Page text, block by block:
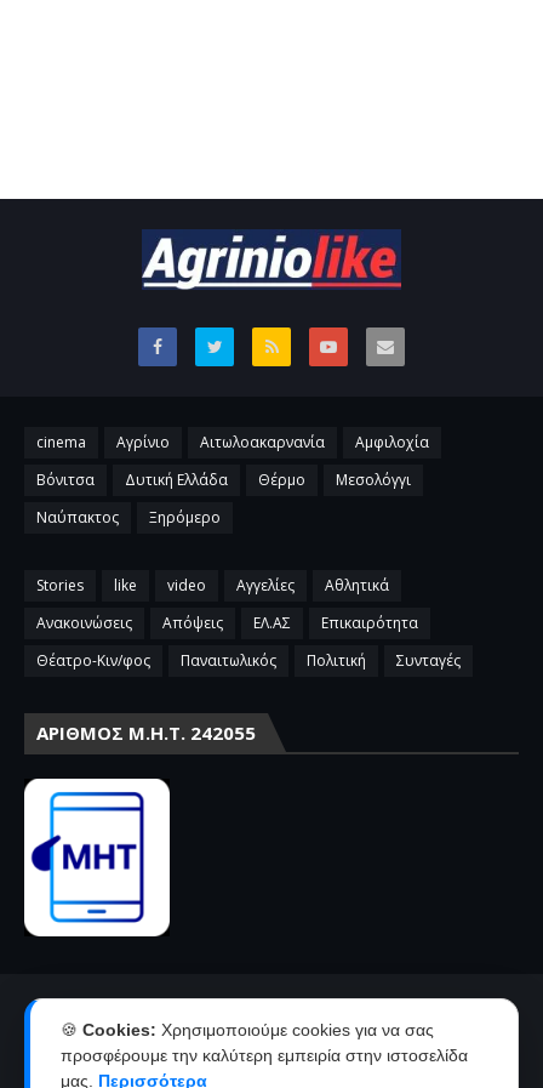
cinema Αγρίνιο Αιτωλοακαρνανία
Αμφιλοχία
Βόνιτσα
Δυτική Ελλάδα Θέρμο
Μεσολόγγι
Ναύπακτος
Ξηρόμερο
Stories like video Αγγελίες
Αθλητικά
Ανακοινώσεις
Απόψεις ΕΛ.ΑΣ
Επικαιρότητα
Θέατρο-Κιν/φος
Παναιτωλικός Πολιτική Συνταγές
ΑΡΙΘΜΌΣ Μ.Η.Τ. 242055
Όροι χρήσης-πολιτική απορρήτου
Ταυτότητα
🍪 Cookies: Χρησιμοποιούμε cookies για να σας
προσφέρουμε την καλύτερη εμπειρία στην ιστοσελίδα
μας. Περισσότερα